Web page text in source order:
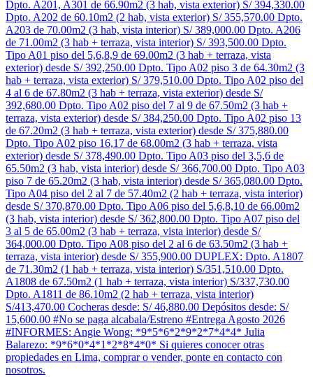
Dpto. A201, A301 de 66.90m2 (3 hab, vista exterior) S/ 394,330.00
Dpto. A202 de 60.10m2 (2 hab, vista exterior) S/ 355,570.00 Dpto.
A203 de 70.00m2 (3 hab, vista interior) S/ 389,000.00 Dpto. A206
de 71.00m2 (3 hab + terraza, vista interior) S/ 393,500.00 Dpto.
Tipo A01 piso del 5,6,8,9 de 69.00m2 (3 hab + terraza, vista
exterior) desde S/ 392,250.00 Dpto. Tipo A02 piso 3 de 64.30m2 (3
hab + terraza, vista exterior) S/ 379,510.00 Dpto. Tipo A02 piso del
4 al 6 de 67.80m2 (3 hab + terraza, vista exterior) desde S/
392,680.00 Dpto. Tipo A02 piso del 7 al 9 de 67.50m2 (3 hab +
terraza, vista exterior) desde S/ 384,250.00 Dpto. Tipo A02 piso 13
de 67.20m2 (3 hab + terraza, vista exterior) desde S/ 375,880.00
Dpto. Tipo A02 piso 16,17 de 68.00m2 (3 hab + terraza, vista
exterior) desde S/ 378,490.00 Dpto. Tipo A03 piso del 3,5,6 de
65.50m2 (3 hab, vista interior) desde S/ 366,700.00 Dpto. Tipo A03
piso 7 de 65.20m2 (3 hab, vista interior) desde S/ 365,080.00 Dpto.
Tipo A04 piso del 2 al 7 de 57.40m2 (2 hab + terraza, vista interior)
desde S/ 370,870.00 Dpto. Tipo A06 piso del 5,6,8,10 de 66.00m2
(3 hab, vista interior) desde S/ 362,800.00 Dpto. Tipo A07 piso del
3 al 5 de 65.00m2 (3 hab + terraza, vista interior) desde S/
364,000.00 Dpto. Tipo A08 piso del 2 al 6 de 63.50m2 (3 hab +
terraza, vista interior) desde S/ 355,900.00 DUPLEX: Dpto. A1807
de 71.30m2 (1 hab + terraza, vista interior) S/351,510.00 Dpto.
A1808 de 67.50m2 (1 hab + terraza, vista interior) S/337,730.00
Dpto. A1811 de 86.10m2 (2 hab + terraza, vista interior)
S/413,470.00 Cocheras desde: S/ 46,880.00 Depósitos desde: S/
15,600.00 #No se paga alcabala/Estreno #Entrega Agosto 2026
#INFORMES: Angie Wong: *9*5*6*2*9*2*7*4*4* Julia
Balarezo: *9*6*0*4*1*2*8*4*0* Si quieres conocer otras
propiedades en Lima, comprar o vender, ponte en contacto con
nosotros.